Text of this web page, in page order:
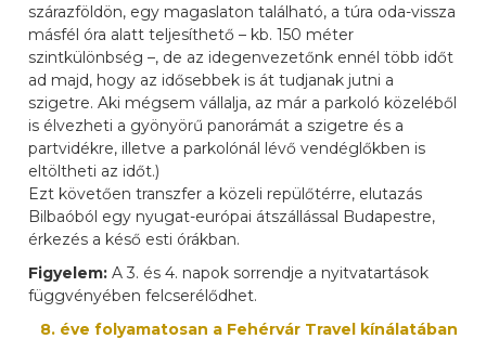
szárazföldön, egy magaslaton található, a túra oda-vissza
másfél óra alatt teljesíthető – kb. 150 méter
szintkülönbség –, de az idegenvezetőnk ennél több időt
ad majd, hogy az idősebbek is át tudjanak jutni a
szigetre. Aki mégsem vállalja, az már a parkoló közeléből
is élvezheti a gyönyörű panorámát a szigetre és a
partvidékre, illetve a parkolónál lévő vendéglőkben is
eltöltheti az időt.)
Ezt követően transzfer a közeli repülőtérre, elutazás
Bilbaóból egy nyugat-európai átszállással Budapestre,
érkezés a késő esti órákban.
Figyelem:A 3. és 4. napok sorrendje a nyitvatartások
függvényében felcserélődhet.
8. éve folyamatosan a Fehérvár Travel kínálatában